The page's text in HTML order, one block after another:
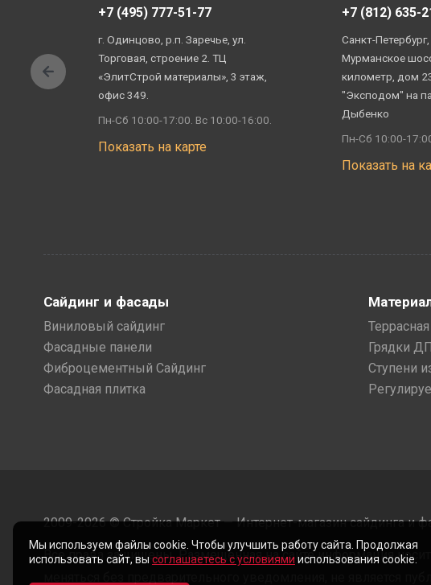
+7 (495) 777-51-77
г. Одинцово, р.п. Заречье, ул.
Торговая, строение 2. ТЦ
«ЭлитСтрой материалы», 3 этаж,
офис 349.
Пн-Сб 10:00-17:00. Вс 10:00-16:00.
Показать на карте
+7 (812) 635-
Санкт-
Мурманское
километр, дом
"Эксподом" на
Дыбенко
Пн-Сб 10:00-
Показать на
Сайдинг и фасады
Виниловый сайдинг
Фасадные панели
Фиброцементный Сайдинг
Фасадная плитка
Грядки
Ступени
2009-2026 © Стройка Маркет — Интернет-магазин сайдинга и
Все права защищены. Размещенная на сайте информация
меняться без предварительного уведомления, не является
Мы используем файлы cookie. Чтобы улучшить работу сайта. Продолжая
использовать сайт, вы соглашаетесь с условиями использования cookie.